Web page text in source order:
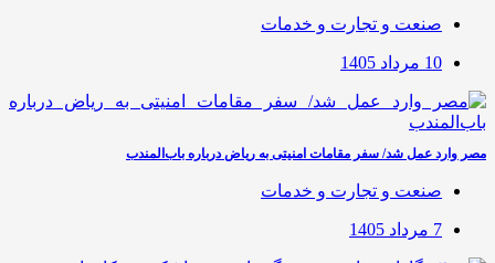
صنعت و تجارت و خدمات
10 مرداد 1405
مصر وارد عمل شد/ سفر مقامات امنیتی به ریاض درباره باب‌المندب
صنعت و تجارت و خدمات
7 مرداد 1405